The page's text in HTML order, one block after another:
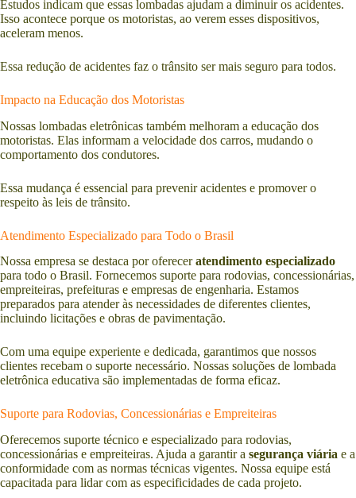
Estudos indicam que essas lombadas ajudam a diminuir os acidentes.
Isso acontece porque os motoristas, ao verem esses dispositivos,
aceleram menos.
Essa redução de acidentes faz o trânsito ser mais seguro para todos.
Impacto na Educação dos Motoristas
Nossas lombadas eletrônicas também melhoram a educação dos
motoristas. Elas informam a velocidade dos carros, mudando o
comportamento dos condutores.
Essa mudança é essencial para prevenir acidentes e promover o
respeito às leis de trânsito.
Atendimento Especializado para Todo o Brasil
Nossa empresa se destaca por ofereceratendimento especializado
para todo o Brasil. Fornecemos suporte para rodovias, concessionárias,
empreiteiras, prefeituras e empresas de engenharia. Estamos
preparados para atender às necessidades de diferentes clientes,
incluindo licitações e obras de pavimentação.
Com uma equipe experiente e dedicada, garantimos que nossos
clientes recebam o suporte necessário. Nossas soluções de lombada
eletrônica educativa são implementadas de forma eficaz.
Suporte para Rodovias, Concessionárias e Empreiteiras
Oferecemos suporte técnico e especializado para rodovias,
concessionárias e empreiteiras. Ajuda a garantir a segurança viária e a
conformidade com as normas técnicas vigentes. Nossa equipe está
capacitada para lidar com as especificidades de cada projeto.